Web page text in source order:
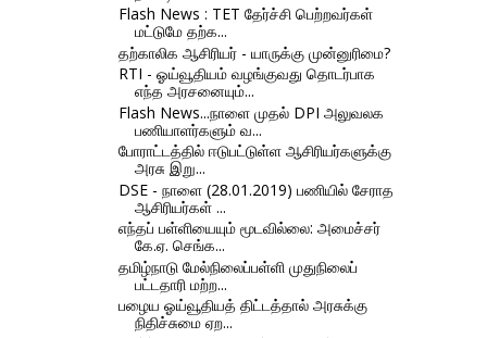
Flash News : TET தேர்ச்சி பெற்றவர்கள்
மட்டுமே தற்க...
தற்காலிக ஆசிரியர் - யாருக்கு முன்னுரிமை?
RTI - ஓய்வூதியம் வழங்குவது தொடர்பாக
எந்த அரசனையும்...
Flash News...நாளை முதல் DPI அலுவலக
பணியாளர்களும் வ...
போராட்டத்தில் ஈடுபட்டுள்ள ஆசிரியர்களுக்கு
அரசு இறு...
DSE - நாளை (28.01.2019) பணியில் சேராத
ஆசிரியர்கள் ...
எந்தப் பள்ளியையும் மூடவில்லை: அமைச்சர்
கே.ஏ. செங்க...
தமிழ்நாடு மேல்நிலைப்பள்ளி முதுநிலைப்
பட்டதாரி மற்ற...
பழைய ஓய்வூதியத் திட்டத்தால் அரசுக்கு
நிதிச்சுமை ஏற...